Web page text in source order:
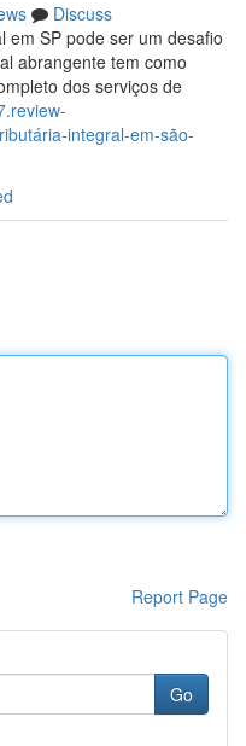
Discuss
em SP pode ser um desafio
abrangente tem como
dos serviços de
integral-em-são-
Report Page
Go